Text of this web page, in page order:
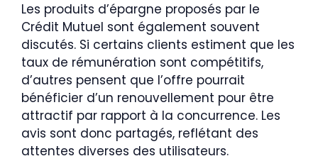
Les produits d’épargne proposés par le
Crédit Mutuel sont également souvent
discutés. Si certains clients estiment que les
taux de rémunération sont compétitifs,
d’autres pensent que l’offre pourrait
bénéficier d’un renouvellement pour être
attractif par rapport à la concurrence. Les
avis sont donc partagés, reflétant des
attentes diverses des utilisateurs.